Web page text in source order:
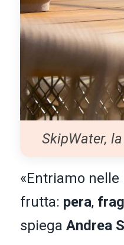
SkipWater,
«Entriamo nelle
frutta: pera,
spiega Andrea